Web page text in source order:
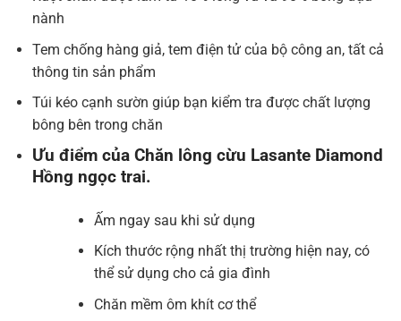
nành
Tem chống hàng giả, tem điện tử của bộ công an, tất cả
thông tin sản phẩm
Túi kéo cạnh sườn giúp bạn kiểm tra được chất lượng
bông bên trong chăn
Ưu điểm của Chăn lông cừu Lasante Diamond
Hồng ngọc trai.
Ấm ngay sau khi sử dụng
Kích thước rộng nhất thị trường hiện nay, có
thể sử dụng cho cả gia đình
Chăn mềm ôm khít cơ thể